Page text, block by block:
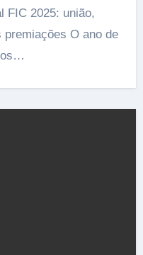
FIC 2025: união,
O ano de
os…